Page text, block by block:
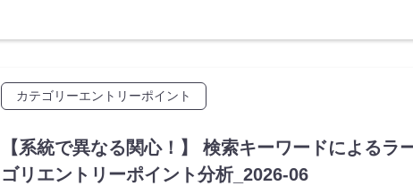
カテゴリーエントリーポイント
【系統で異なる関心！】 検索キーワードによるラ
ゴリエントリーポイント分析_2026-06